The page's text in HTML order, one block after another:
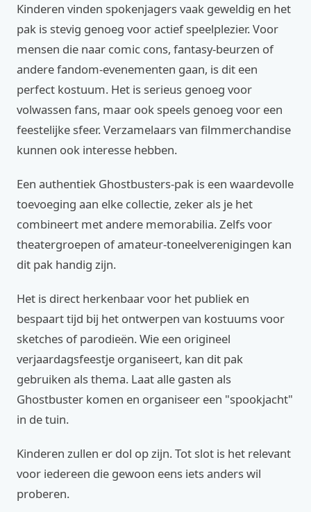
Kinderen vinden spokenjagers vaak geweldig en het
pak is stevig genoeg voor actief speelplezier. Voor
mensen die naar comic cons, fantasy-beurzen of
andere fandom-evenementen gaan, is dit een
perfect kostuum. Het is serieus genoeg voor
volwassen fans, maar ook speels genoeg voor een
feestelijke sfeer. Verzamelaars van filmmerchandise
kunnen ook interesse hebben.
Een authentiek Ghostbusters-pak is een waardevolle
toevoeging aan elke collectie, zeker als je het
combineert met andere memorabilia. Zelfs voor
theatergroepen of amateur-toneelverenigingen kan
dit pak handig zijn.
Het is direct herkenbaar voor het publiek en
bespaart tijd bij het ontwerpen van kostuums voor
sketches of parodieën. Wie een origineel
verjaardagsfeestje organiseert, kan dit pak
gebruiken als thema. Laat alle gasten als
Ghostbuster komen en organiseer een "spookjacht"
in de tuin.
Kinderen zullen er dol op zijn. Tot slot is het relevant
voor iedereen die gewoon eens iets anders wil
proberen.